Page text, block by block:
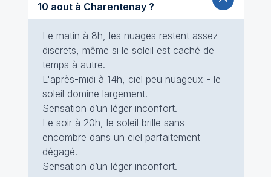
10 aout à Charentenay ?
Le matin à 8h, les nuages restent assez
discrets, même si le soleil est caché de
temps à autre.
L'après-midi à 14h, ciel peu nuageux - le
soleil domine largement.
Sensation d’un léger inconfort.
Le soir à 20h, le soleil brille sans
encombre dans un ciel parfaitement
dégagé.
Sensation d’un léger inconfort.